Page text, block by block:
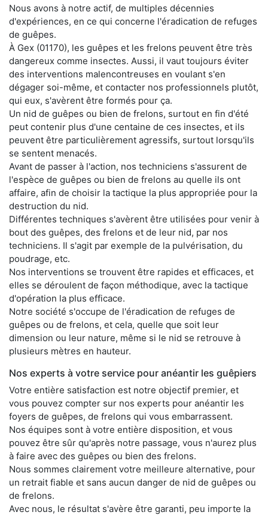
Nous avons à notre actif, de multiples décennies
d'expériences, en ce qui concerne l'éradication de refuges
de guêpes.
À Gex (01170), les guêpes et les frelons peuvent être très
dangereux comme insectes. Aussi, il vaut toujours éviter
des interventions malencontreuses en voulant s'en
dégager soi-même, et contacter nos professionnels plutôt,
qui eux, s'avèrent être formés pour ça.
Un nid de guêpes ou bien de frelons, surtout en fin d'été
peut contenir plus d'une centaine de ces insectes, et ils
peuvent être particulièrement agressifs, surtout lorsqu'ils
se sentent menacés.
Avant de passer à l'action, nos techniciens s'assurent de
l'espèce de guêpes ou bien de frelons au quelle ils ont
affaire, afin de choisir la tactique la plus appropriée pour la
destruction du nid.
Différentes techniques s'avèrent être utilisées pour venir à
bout des guêpes, des frelons et de leur nid, par nos
techniciens. Il s'agit par exemple de la pulvérisation, du
poudrage, etc.
Nos interventions se trouvent être rapides et efficaces, et
elles se déroulent de façon méthodique, avec la tactique
d'opération la plus efficace.
Notre société s'occupe de l'éradication de refuges de
guêpes ou de frelons, et cela, quelle que soit leur
dimension ou leur nature, même si le nid se retrouve à
plusieurs mètres en hauteur.
Nos experts à votre service pour anéantir les guêpiers
Votre entière satisfaction est notre objectif premier, et
vous pouvez compter sur nos experts pour anéantir les
foyers de guêpes, de frelons qui vous embarrassent.
Nos équipes sont à votre entière disposition, et vous
pouvez être sûr qu'après notre passage, vous n'aurez plus
à faire avec des guêpes ou bien des frelons.
Nous sommes clairement votre meilleure alternative, pour
un retrait fiable et sans aucun danger de nid de guêpes ou
de frelons.
Avec nous, le résultat s'avère être garanti, peu importe la